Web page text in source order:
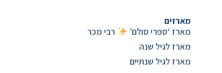
מארז ‘ספרי סולם’
רבי מכר
מארז לגיל שנה
מארז לגיל שנתיים